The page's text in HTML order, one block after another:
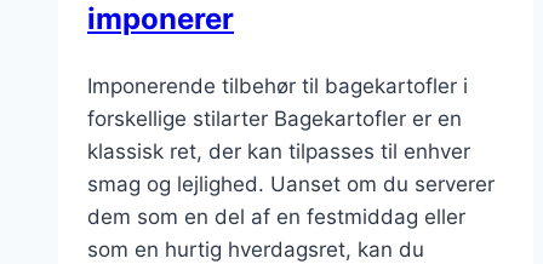
imponerer
Imponerende tilbehør til bagekartofler i
forskellige stilarter Bagekartofler er en
klassisk ret, der kan tilpasses til enhver
smag og lejlighed. Uanset om du serverer
dem som en del af en festmiddag eller
som en hurtig hverdagsret, kan du